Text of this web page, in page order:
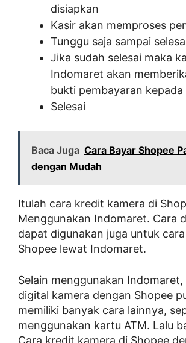
disiapkan
Kasir akan memproses
Tunggu saja sampai
Jika sudah selesai maka
Indomaret akan
bukti pembayaran kepada
Selesai
Baca Juga Cara Bayar Shopee
dengan Mudah
Itulah cara kredit kamera di
Menggunakan Indomaret. Cara
dapat digunakan juga untuk
Shopee lewat Indomaret.
Selain menggunakan
digital kamera dengan Shopee
memiliki banyak cara lainnya,
menggunakan kartu ATM. Lalu
Cara kredit kamera di Shopee